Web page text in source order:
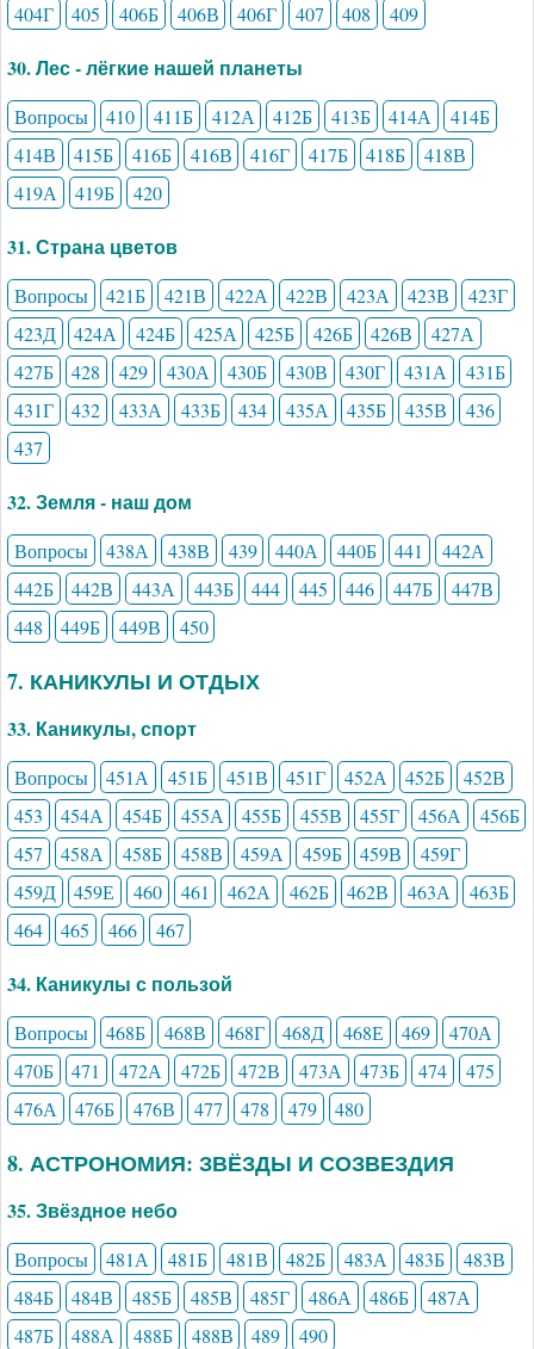
404Г
405 406Б 406В 406Г 407 408 409
30. Лес - лёгкие нашей планеты
Вопросы 410 411Б 412А 412Б 413Б 414А
414Б
414В
415Б 416Б 416В 416Г 417Б 418Б
418В
419А
419Б 420
31. Страна цветов
Вопросы 421Б 421В 422А 422В 423А 423В
423Г
423Д
424А 424Б 425А 425Б 426Б 426В
427А
427Б
428 429 430А 430Б 430В 430Г 431А
431Б
431Г
432 433А 433Б 434 435А 435Б 435В
436
437
32. Земля - наш дом
Вопросы 438А 438В 439 440А 440Б 441
442А
442Б
442В 443А 443Б 444 445 446 447Б
447В
448
449Б 449В 450
7. КАНИКУЛЫ И ОТДЫХ
33. Каникулы, спорт
Вопросы 451А 451Б 451В 451Г 452А 452Б
452В
453
454А 454Б 455А 455Б 455В 455Г 456А
456Б
457
458А 458Б 458В 459А 459Б 459В
459Г
459Д
459Е 460 461 462А 462Б 462В 463А
463Б
464
465 466 467
34. Каникулы с пользой
Вопросы 468Б 468В 468Г 468Д 468Е 469
470А
470Б
471 472А 472Б 472В 473А 473Б 474
475
476А
476Б 476В 477 478 479 480
8. АСТРОНОМИЯ: ЗВЁЗДЫ И СОЗВЕЗДИЯ
35. Звёздное небо
Вопросы 481А 481Б 481В 482Б 483А 483Б
483В
484Б
484В 485Б 485В 485Г 486А 486Б
487А
487Б
488А 488Б 488В 489 490